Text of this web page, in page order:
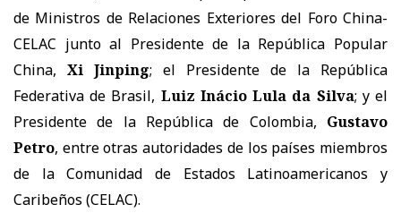
de Ministros de Relaciones Exteriores del Foro China-
CELAC junto al Presidente de la República Popular
China, Xi Jinping; el Presidente de la República
Federativa de Brasil, Luiz Inácio Lula da Silva; y el
Presidente de la República de Colombia, Gustavo
Petro, entre otras autoridades de los países miembros
de la Comunidad de Estados Latinoamericanos y
Caribeños (CELAC).